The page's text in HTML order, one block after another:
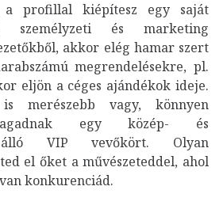
a profillal kiépítesz egy saját
személyzeti és marketing
akkor elég hamar szert
megrendelésekre, pl.
eljön a céges ajándékok ideje.
merészebb vagy, könnyen
egy közép- és
álló VIP vevőkört. Olyan
el őket a művészeteddel, ahol
konkurenciád.